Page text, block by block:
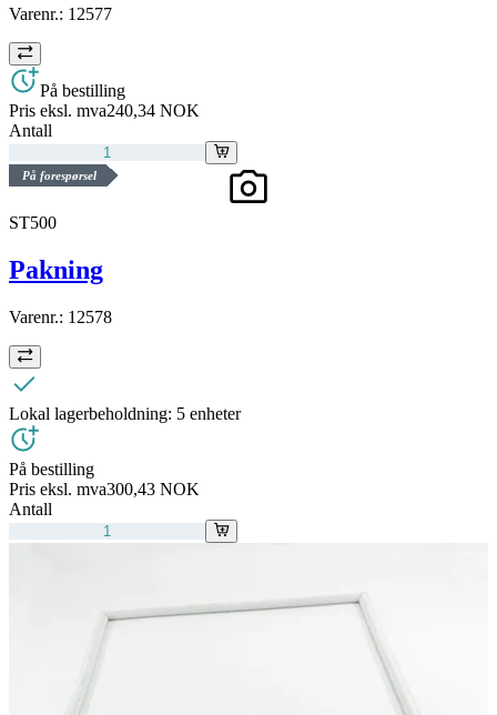
Varenr.: 12577
På bestilling
Pris eksl. mva240,34 NOK
Antall
På forespørsel
ST500
Pakning
Varenr.: 12578
Lokal lagerbeholdning: 5 enheter
På bestilling
Pris eksl. mva300,43 NOK
Antall